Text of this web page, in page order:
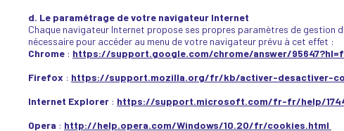
d. Le paramétrage de votre navigateur Internet
Chaque navigateur Internet propose ses propres paramètres de gestion
nécessaire pour accéder au menu de votre navigateur prévu à cet effet :
Chrome : https://support.google.com/chrome/answer/
Firefox : https://support.mozilla.org/fr/kb/activer-desactiver-
Internet Explorer : https://support.microsoft.com/fr-fr/help/
Opera : http://help.opera.com/Windows/10.20/fr/cookies.html